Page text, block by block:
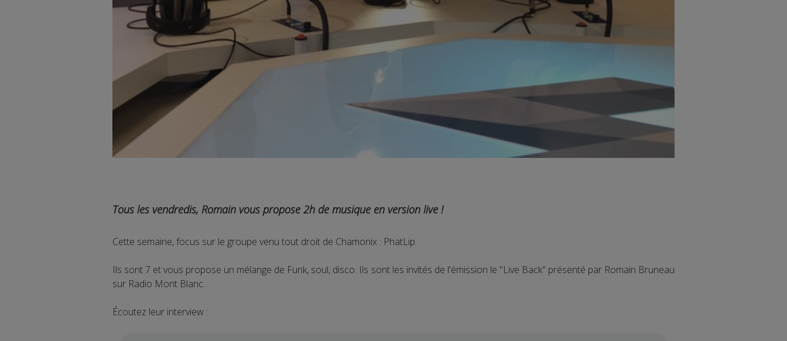
Tous les vendredis, Romain vous propose 2h de musique en version live !
Cette semaine, focus sur le groupe venu tout droit de Chamonix : PhatLip.
Ils sont 7 et vous propose un mélange de Funk, soul, disco. Ils sont les invités de l'émission le "Live Back" présenté par Romain Bruneau
sur Radio Mont Blanc.
Écoutez leur interview :